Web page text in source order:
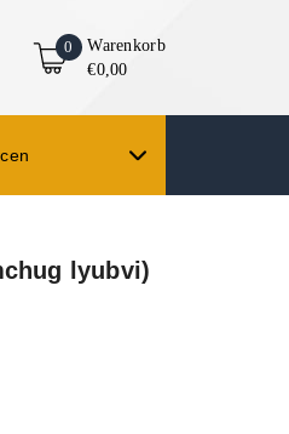
0
Warenkorb
€0,00
lyubvi)